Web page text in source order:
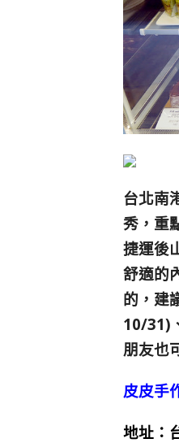
台北南
秀，重
捷運後
舒適的
的，建
10/31)
朋友也
皮皮手
地址：